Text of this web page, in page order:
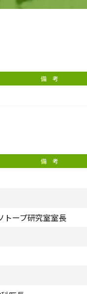
備 考
備 考
ープ研究室室長